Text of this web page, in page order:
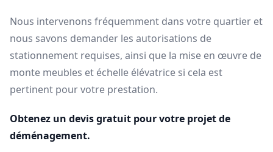
Nous intervenons fréquemment dans votre quartier et
nous savons demander les autorisations de
stationnement requises, ainsi que la mise en œuvre de
monte meubles et échelle élévatrice si cela est
pertinent pour votre prestation.
Obtenez un devis gratuit pour votre projet de
déménagement.